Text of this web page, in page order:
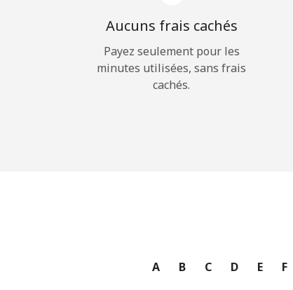
Aucuns frais cachés
Payez seulement pour les
minutes utilisées, sans frais
cachés.
A B C D E F